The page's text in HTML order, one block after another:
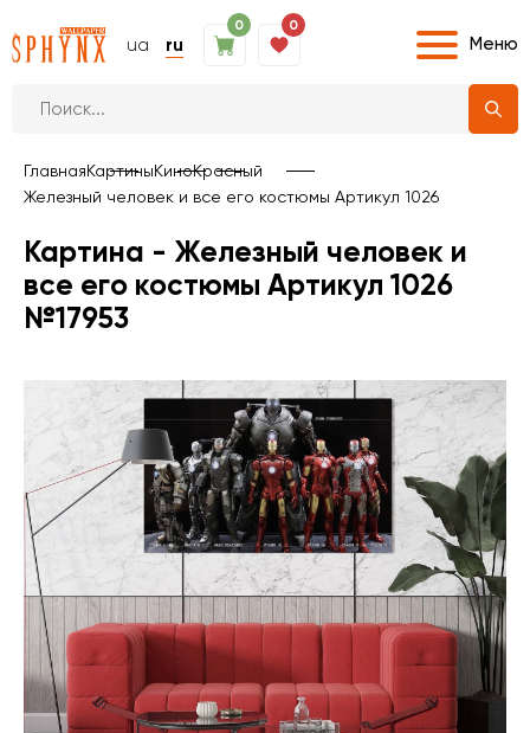
ua ru
0 0
Меню
ГлавнаяКартиныКиноКрасный
Железный человек и все его костюмы Артикул 1026
Картина - Железный человек и
все его костюмы Артикул 1026
№17953